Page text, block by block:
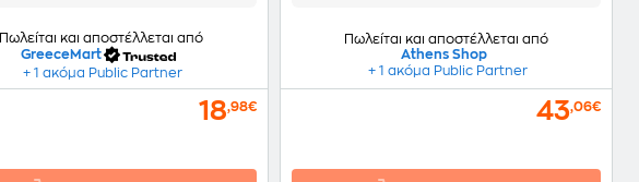
Πωλείται και αποστέλλεται από
GreeceMart
+ 1 ακόμα Public Partner
18,98€
Πωλείται και αποστέλλεται από
Athens Shop
+ 1 ακόμα Public Partner
43,06€